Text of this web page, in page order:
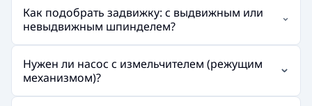
Как подобрать задвижку: с выдвижным или
невыдвижным шпинделем?
Нужен ли насос с измельчителем (режущим
механизмом)?